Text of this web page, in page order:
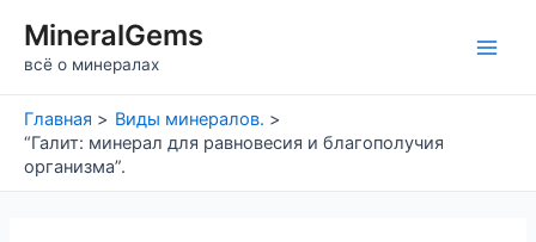
содержимому
MineralGems
всё о минералах
Главная
Виды минералов.
“Галит: минерал для равновесия и благополучия
организма”.